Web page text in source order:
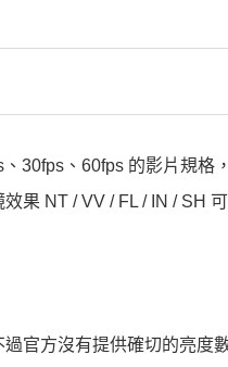
30fps、60fps 的影片規格
果 NT / VV / FL / IN / SH 可
官方沒有提供確切的亮度